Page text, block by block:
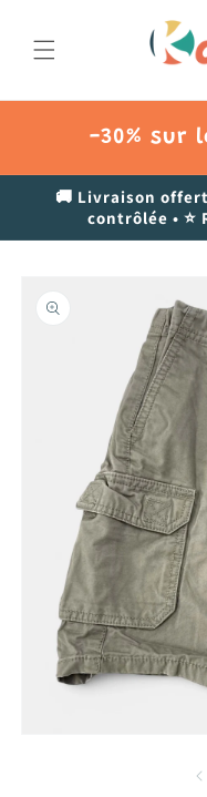
au
contenu
-30% sur
🚚 Livraison
contrôlée •
produits